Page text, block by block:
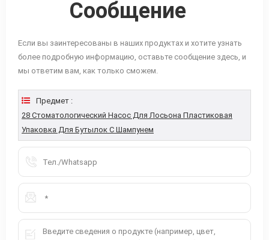
Сообщение
Если вы заинтересованы в наших продуктах и ​​хотите узнать
более подробную информацию, оставьте сообщение здесь, и
мы ответим вам, как только сможем.
Предмет :
28 Стоматологический Насос Для Лосьона Пластиковая
Упаковка Для Бутылок С Шампунем